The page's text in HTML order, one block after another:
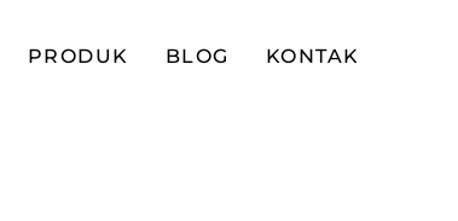
PRODUK BLOG KONTAK